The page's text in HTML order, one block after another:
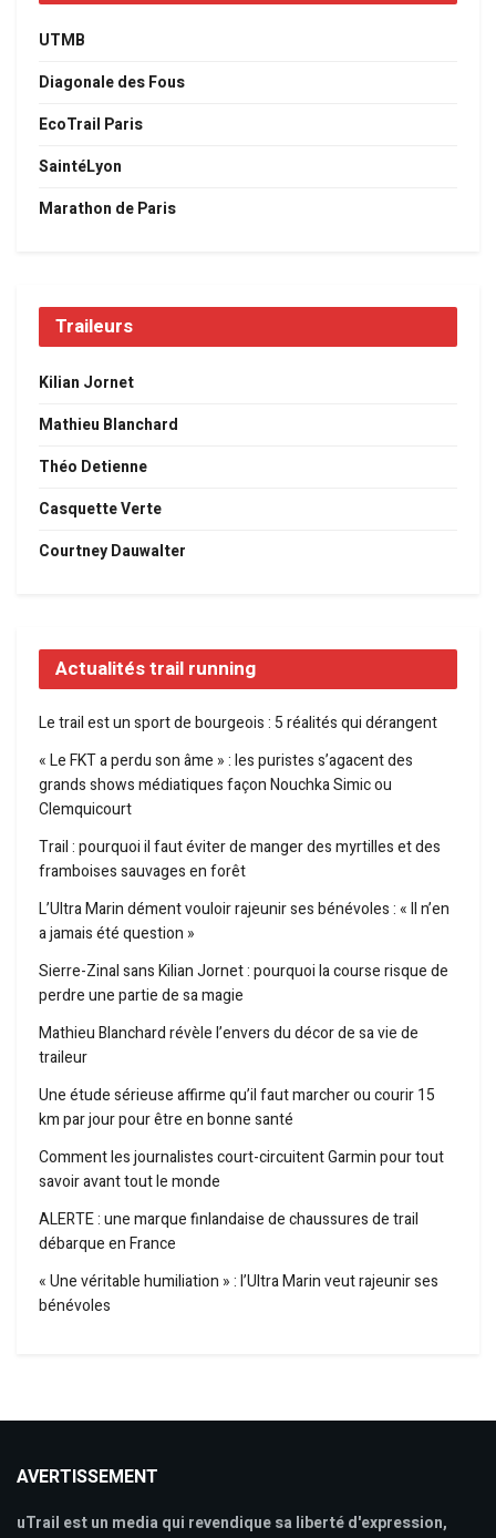
UTMB
Diagonale des Fous
EcoTrail Paris
SaintéLyon
Marathon de Paris
Traileurs
Kilian Jornet
Mathieu Blanchard
Théo Detienne
Casquette Verte
Courtney Dauwalter
Actualités trail running
Le trail est un sport de bourgeois : 5 réalités qui dérangent
« Le FKT a perdu son âme » : les puristes s’agacent des
grands shows médiatiques façon Nouchka Simic ou
Clemquicourt
Trail : pourquoi il faut éviter de manger des myrtilles et des
framboises sauvages en forêt
L’Ultra Marin dément vouloir rajeunir ses bénévoles : « Il n’en
a jamais été question »
Sierre-Zinal sans Kilian Jornet : pourquoi la course risque de
perdre une partie de sa magie
Mathieu Blanchard révèle l’envers du décor de sa vie de
traileur
Une étude sérieuse affirme qu’il faut marcher ou courir 15
km par jour pour être en bonne santé
Comment les journalistes court-circuitent Garmin pour tout
savoir avant tout le monde
ALERTE : une marque finlandaise de chaussures de trail
débarque en France
« Une véritable humiliation » : l’Ultra Marin veut rajeunir ses
bénévoles
AVERTISSEMENT
uTrail est un media qui revendique sa liberté d'expression,